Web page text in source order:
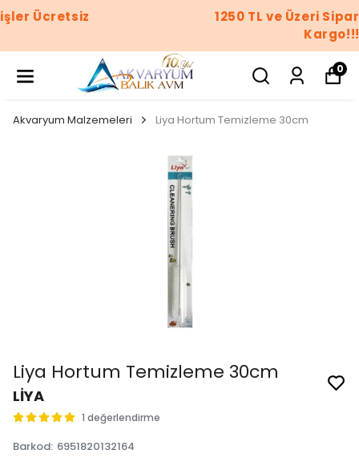
1250 TL ve Üzeri Siparişler Ücretsiz
0
Akvaryum Malzemeleri Liya Hortum Temizleme 30cm
Liya Hortum Temizleme 30cm
LİYA
1 değerlendirme
Barkod: 6951820132164